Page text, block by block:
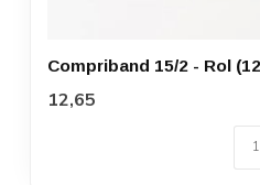
Compriband 15/2 - Rol
12,65